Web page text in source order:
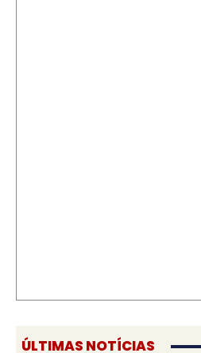
ÚLTIMAS NOTÍCIAS